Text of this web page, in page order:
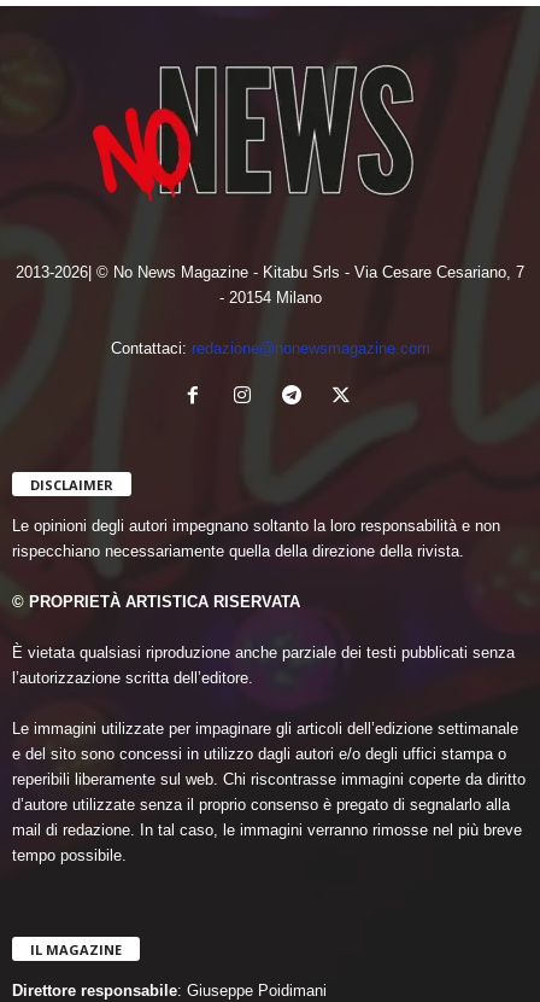
2013-2026| © No News Magazine - Kitabu Srls - Via Cesare Cesariano, 7
- 20154 Milano
Contattaci: redazione@nonewsmagazine.com
DISCLAIMER
Le opinioni degli autori impegnano soltanto la loro responsabilità e non
rispecchiano necessariamente quella della direzione della rivista.
© PROPRIETÀ ARTISTICA RISERVATA
È vietata qualsiasi riproduzione anche parziale dei testi pubblicati senza
l’autorizzazione scritta dell’editore.
Le immagini utilizzate per impaginare gli articoli dell’edizione settimanale
e del sito sono concessi in utilizzo dagli autori e/o degli uffici stampa o
reperibili liberamente sul web. Chi riscontrasse immagini coperte da diritto
d’autore utilizzate senza il proprio consenso è pregato di segnalarlo alla
mail di redazione. In tal caso, le immagini verranno rimosse nel più breve
tempo possibile.
IL MAGAZINE
Direttore responsabile: Giuseppe Poidimani